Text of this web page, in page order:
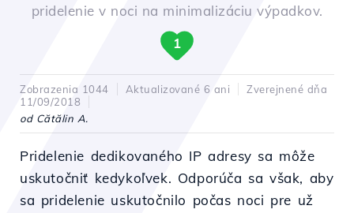
pridelenie v noci na minimalizáciu výpadkov.
1
Zobrazenia 1044 Aktualizované 6 ani
Zverejnené dňa
11/09/2018
od Cătălin A.
Pridelenie dedikovaného IP adresy sa môže
uskutočniť kedykoľvek. Odporúča sa však, aby
sa pridelenie uskutočnilo počas noci pre už